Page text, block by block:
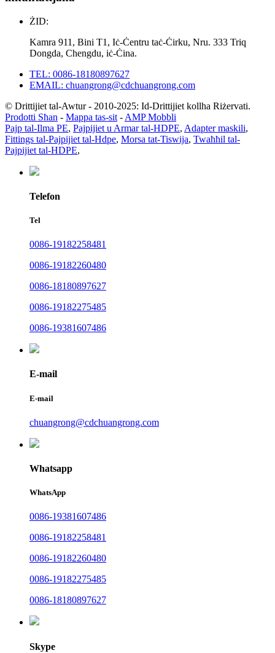
ŻID:
Kamra 911, Bini T1, Iċ-Ċentru taċ-Ċirku, Nru. 333 Triq
Dongda, Chengdu, iċ-Ċina.
TEL: 0086-18180897627
EMAIL: chuangrong@cdchuangrong.com
© Drittijiet tal-Awtur - 2010-2025: Id-Drittijiet kollha Riżervati.
Prodotti Sħan - Mappa tas-sit - AMP Mobbli
Pajp tal-Ilma PE, Pajpijiet u Armar tal-HDPE, Adapter maskili,
Fittings tal-Pajpijiet tal-Hdpe, Morsa tat-Tiswija, Twaħħil tal-
Pajpijiet tal-HDPE,
Telefon
Tel
0086-19182258481
0086-19182260480
0086-18180897627
0086-19182275485
0086-19381607486
E-mail
E-mail
chuangrong@cdchuangrong.com
Whatsapp
WhatsApp
0086-19381607486
0086-19182258481
0086-19182260480
0086-19182275485
0086-18180897627
Skype